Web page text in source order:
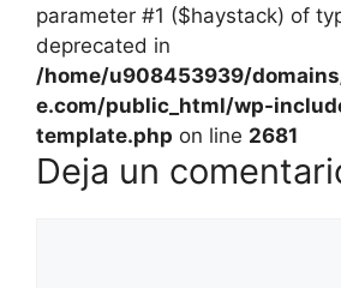
parameter #1 ($haystack) of
deprecated in
/home/u908453939/
e.com/public_html/wp-
template.php on line 2681
Deja un